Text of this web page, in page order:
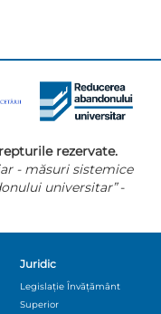
rezervate.
- măsuri sistemice
universitar”-
Juridic
Legislație Învățământ
Superior